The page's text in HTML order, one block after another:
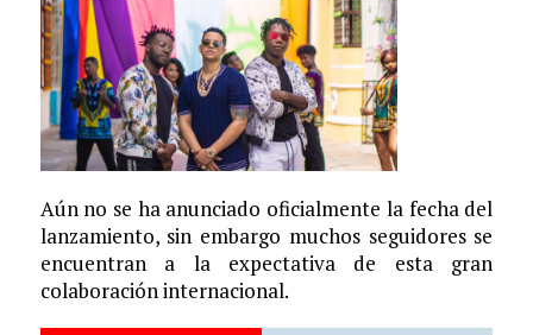
Aún no se ha anunciado oficialmente la fecha del
lanzamiento, sin embargo muchos seguidores se
encuentran a la expectativa de esta gran
colaboración internacional.